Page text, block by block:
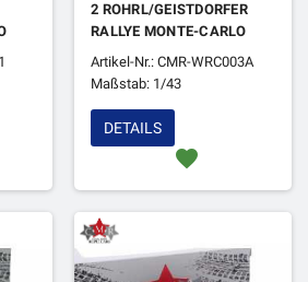
2 ROHRL/GEISTDORFER
RALLYE MONTE-CARLO
1986 4EME (EN
REFABRICATION)
Artikel-Nr.: CMR-WRC003A
Maßstab: 1/43
favorite
DETAILS